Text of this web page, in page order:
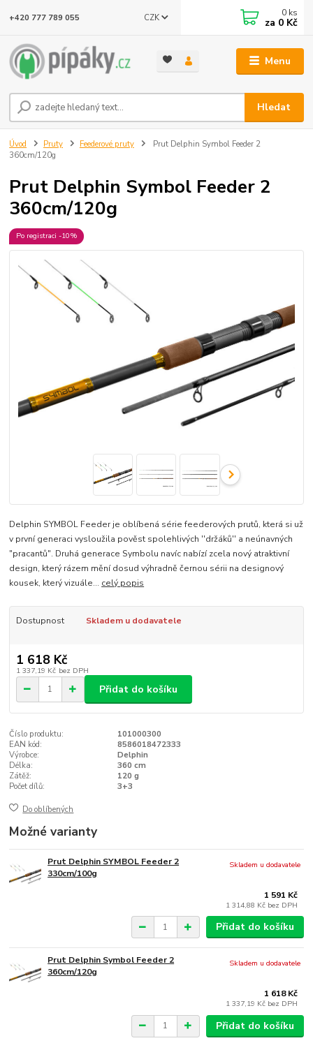
Menu
CZK
Hledat
+420 777 789 055 0 ks
za 0 Kč
Úvod Pruty Feederové pruty
Prut Delphin Symbol Feeder 2
360cm/120g
Prut Delphin Symbol Feeder 2
360cm/120g
Po registraci -10%
Delphin SYMBOL Feeder je oblíbená série feederových prutů, která si už
v první generaci vysloužila pověst spolehlivých ''držáků'' a neúnavných
"pracantů". Druhá generace Symbolu navíc nabízí zcela nový atraktivní
design, který rázem mění dosud výhradně černou sérii na designový
kousek, který vizuále... celý popis
Dostupnost Skladem u dodavatele
1 618 Kč
1 337,19 Kč bez DPH
Přidat do košíku
Číslo produktu:
101000300
EAN kód:
8586018472333
Výrobce:
Delphin
Délka:
360 cm
Zátěž:
120 g
Počet dílů:
3+3
Do oblíbených
Možné varianty
Prut Delphin SYMBOL Feeder 2
330cm/100g
1 591 Kč
1 314,88 Kč bez DPH
Skladem u dodavatele
Přidat do košíku
Prut Delphin Symbol Feeder 2
360cm/120g
1 618 Kč
1 337,19 Kč bez DPH
Skladem u dodavatele
Přidat do košíku